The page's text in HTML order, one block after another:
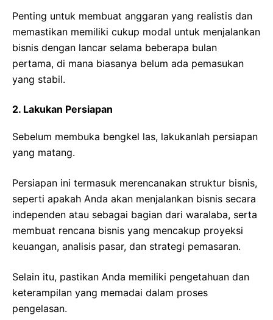
Penting untuk membuat anggaran yang realistis dan
memastikan memiliki cukup modal untuk menjalankan
bisnis dengan lancar selama beberapa bulan
pertama, di mana biasanya belum ada pemasukan
yang stabil.
2. Lakukan Persiapan
Sebelum membuka bengkel las, lakukanlah persiapan
yang matang.
Persiapan ini termasuk merencanakan struktur bisnis,
seperti apakah Anda akan menjalankan bisnis secara
independen atau sebagai bagian dari waralaba, serta
membuat rencana bisnis yang mencakup proyeksi
keuangan, analisis pasar, dan strategi pemasaran.
Selain itu, pastikan Anda memiliki pengetahuan dan
keterampilan yang memadai dalam proses
pengelasan.